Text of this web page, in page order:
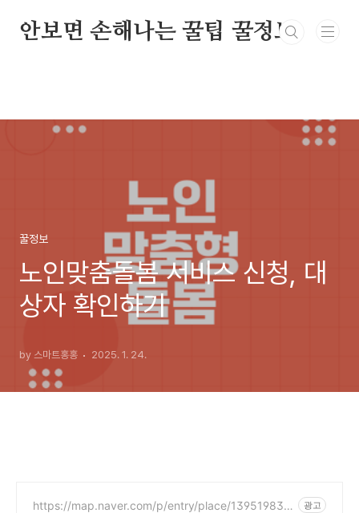
안보면 손해나는 꿀팁 꿀정보
꿀정보
노인맞춤돌봄 서비스 신청, 대
상자 확인하기
by 스마트홍홍 2025. 1. 24.
https://map.naver.com/p/entry/place/139519838
광고